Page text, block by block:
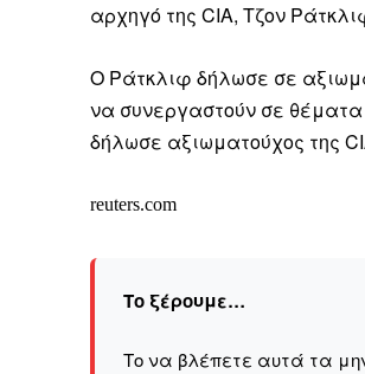
αρχηγό της CIA, Τζον
Ο Ράτκλιφ δήλωσε σε
να συνεργαστούν σε
δήλωσε αξιωματούχος της
reuters.com
Το ξέρουμε…
Το να βλέπετε αυτά τα